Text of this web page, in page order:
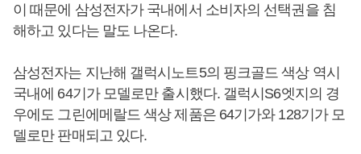
이 때문에 삼성전자가 국내에서 소비자의 선택권을 침
해하고 있다는 말도 나온다.
삼성전자는 지난해 갤럭시노트5의 핑크골드 색상 역시
국내에 64기가 모델로만 출시했다. 갤럭시S6엣지의 경
우에도 그린에메랄드 색상 제품은 64기가와 128기가 모
델로만 판매되고 있다.